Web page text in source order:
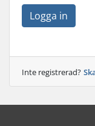
Logga in
Inte registrerad?